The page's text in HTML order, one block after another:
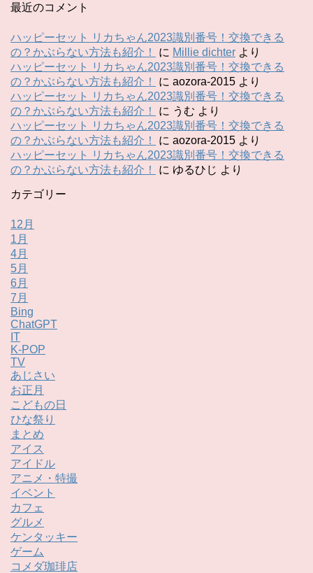
最近のコメント
ハッピーセット リカちゃん2023識別番号！交換できる
の？かぶらない方法も紹介！
に Millie dichter より
ハッピーセット リカちゃん2023識別番号！交換できる
の？かぶらない方法も紹介！
に aozora-2015 より
ハッピーセット リカちゃん2023識別番号！交換できる
の？かぶらない方法も紹介！
に うむ より
ハッピーセット リカちゃん2023識別番号！交換できる
の？かぶらない方法も紹介！
に aozora-2015 より
ハッピーセット リカちゃん2023識別番号！交換できる
の？かぶらない方法も紹介！
に ゆるひじ より
カテゴリー
12月
1月
4月
5月
6月
7月
Bing
ChatGPT
IT
K-POP
TV
あじさい
お正月
こどもの日
ひな祭り
まとめ
アイス
アイドル
アニメ・特撮
イベント
カフェ
グルメ
ケンタッキー
ゲーム
コメダ珈琲店